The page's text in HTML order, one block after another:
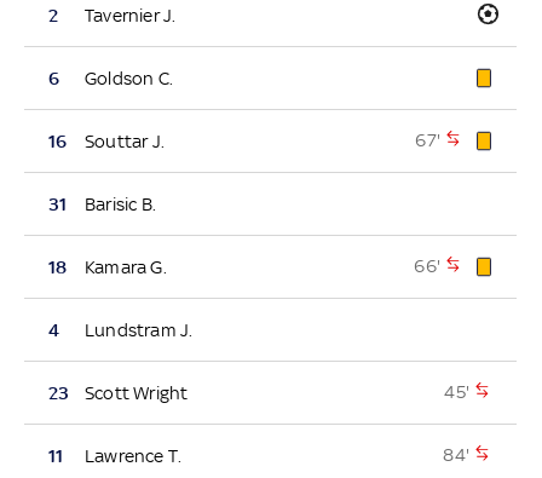
2 Tavernier J.
6 Goldson C.
16 Souttar J. 67'
31 Barisic B.
18 Kamara G. 66'
4 Lundstram J.
23 Scott Wright 45'
11 Lawrence T. 84'